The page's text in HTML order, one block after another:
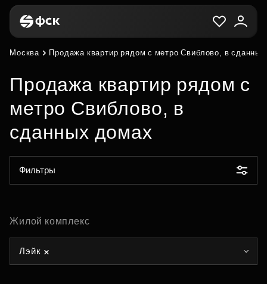
Москва Продажа квартир рядом с метро Свиблово, в
Продажа квартир рядом с
метро Свиблово, в
сданных домах
Фильтры
Жилой комплекс
Лэйк